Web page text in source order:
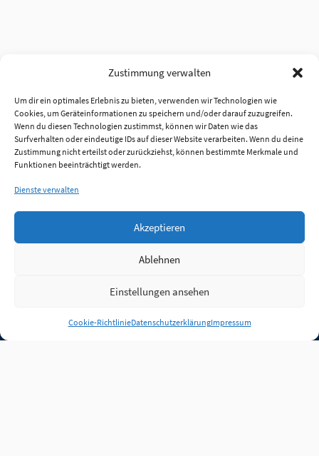
Zustimmung verwalten
Um dir ein optimales Erlebnis zu bieten, verwenden wir Technologien wie
Cookies, um Geräteinformationen zu speichern und/oder darauf zuzugreifen.
Wenn du diesen Technologien zustimmst, können wir Daten wie das
Surfverhalten oder eindeutige IDs auf dieser Website verarbeiten. Wenn du deine
Zustimmung nicht erteilst oder zurückziehst, können bestimmte Merkmale und
Funktionen beeinträchtigt werden.
Dienste verwalten
Akzeptieren
Ablehnen
Einstellungen ansehen
Cookie-RichtlinieDatenschutzerklärungImpressum
Anmelden
Jobs Partner FAQ Quellen